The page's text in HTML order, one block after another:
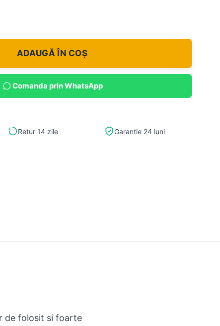
ADAUGĂ ÎN COȘ
Comanda prin WhatsApp
Retur 14 zile Garantie 24 luni
de folosit si foarte